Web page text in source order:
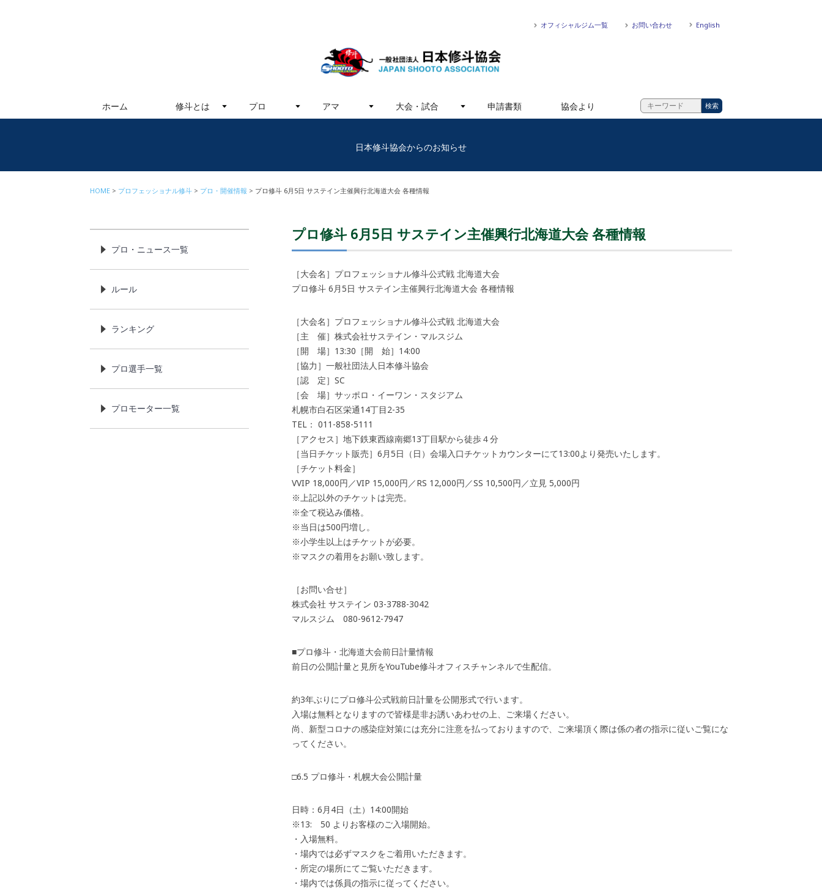
オフィシャルジム一覧 お問い合わせ English
ホーム 修斗とは プロ アマ 大会・試合 申請書類 協会より
日本修斗協会からのお知らせ
HOME プロフェッショナル修斗 プロ・開催情報 プロ修斗 6月5日 サステイン主催興行北海道大会 各種情報
プロ修斗 6月5日 サステイン主催興行北海道大会 各種情報
［大会名］プロフェッショナル修斗公式戦 北海道大会
プロ修斗 6月5日 サステイン主催興行北海道大会 各種情報
［大会名］プロフェッショナル修斗公式戦 北海道大会
［主 催］株式会社サステイン・マルスジム
［開 場］13:30［開 始］14:00
［協力］一般社団法人日本修斗協会
［認 定］SC
［会 場］サッポロ・イーワン・スタジアム
札幌市白石区栄通14丁目2-35
TEL： 011-858-5111
［アクセス］地下鉄東西線南郷13丁目駅から徒歩４分
［当日チケット販売］6月5日（日）会場入口チケットカウンターにて13:00より発売いたします。
［チケット料金］
VVIP 18,000円／VIP 15,000円／RS 12,000円／SS 10,500円／立見 5,000円
※上記以外のチケットは完売。
※全て税込み価格。
※当日は500円増し。
※小学生以上はチケットが必要。
※マスクの着用をお願い致します。
［お問い合せ］
株式会社 サステイン 03-3788-3042
マルスジム 080-9612-7947
■プロ修斗・北海道大会前日計量情報
前日の公開計量と見所をYouTube修斗オフィスチャンネルで生配信。
約3年ぶりにプロ修斗公式戦前日計量を公開形式で行います。
入場は無料となりますので皆様是非お誘いあわせの上、ご来場ください。
尚、新型コロナの感染症対策には充分に注意を払っておりますので、ご来場頂く際は係の者の指示に従いご覧にな
ってください。
□6.5 プロ修斗・札幌大会公開計量
日時：6月4日（土）14:00開始
※13: 50 よりお客様のご入場開始。
・入場無料。
・場内では必ずマスクをご着用いただきます。
・所定の場所にてご覧いただきます。
・場内では係員の指示に従ってください。
プロ・ニュース一覧
ルール
ランキング
プロ選手一覧
プロモーター一覧